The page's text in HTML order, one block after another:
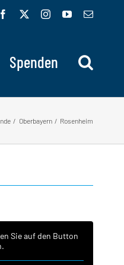
Facebook InstagramYouTube
E-
Spenden
Oberbayern Rosenheim
Sie auf den Button